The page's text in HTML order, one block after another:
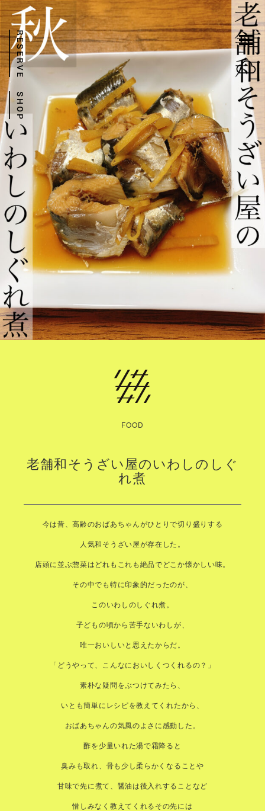
FOOD
老舗和そうざい屋のいわしのしぐ
れ煮
今は昔、高齢のおばあちゃんがひとりで切り盛りする
人気和そうざい屋が存在した。
店頭に並ぶ惣菜はどれもこれも絶品でどこか懐かしい味。
その中でも特に印象的だったのが、
このいわしのしぐれ煮。
子どもの頃から苦手ないわしが、
唯一おいしいと思えたからだ。
「どうやって、こんなにおいしくつくれるの？」
素朴な疑問をぶつけてみたら、
いとも簡単にレシピを教えてくれたから、
おばあちゃんの気風のよさに感動した。
酢を少量いれた湯で霜降ると
臭みも取れ、骨も少し柔らかくなることや
甘味で先に煮て、醤油は後入れすることなど
惜しみなく教えてくれるその先には